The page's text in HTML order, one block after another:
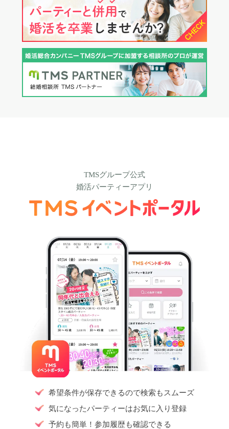
TMSグループ公式
婚活パーティーアプリ
希望条件が保存できるので検索もスムーズ
気になったパーティーはお気に入り登録
予約も簡単！参加履歴も確認できる